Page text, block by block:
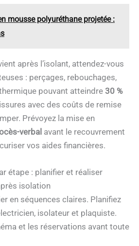
mousse polyuréthane projetée :
après l’isolant, attendez-vous
: perçages, rebouchages,
pouvant atteindre 30 %
avec des coûts de remise
Prévoyez la mise en
verbal avant le recouvrement
vos aides financières.
étape : planifier et réaliser
isolation
en séquences claires. Planifiez
isolateur et plaquiste.
et les réservations avant toute